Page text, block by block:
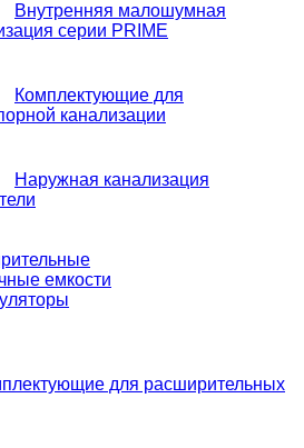
Внутренняя малошумная
серии PRIME
Комплектующие для
канализации
Наружная канализация
емкости
для расширительных